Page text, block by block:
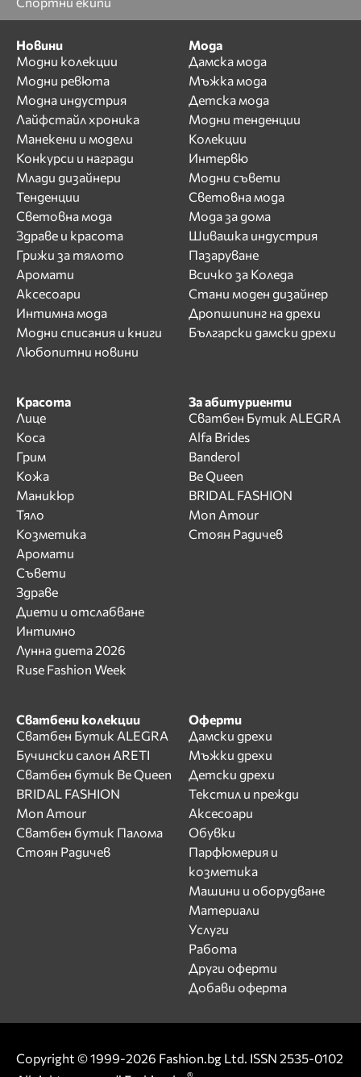
Новини
Модни колекции
Модни ревюта
Модна индустрия
Лайфстайл хроника
Манекени и модели
Конкурси и награди
Млади дизайнери
Тенденции
Световна мода
Здраве и красота
Грижи за тялото
Аромати
Аксесоари
Интимна мода
Модни списания и книги
Любопитни новини
Мода
Дамска мода
Мъжка мода
Детска мода
Модни тенденции
Колекции
Интервю
Модни съвети
Световна мода
Мода за дома
Шивашка индустрия
Пазаруване
Всичко за Коледа
Стани моден дизайнер
Дропшипинг на дрехи
Български дамски дрехи
Красота
Лице
Коса
Грим
Кожа
Маникюр
Тяло
Козметика
Аромати
Съвети
Здраве
Диети и отслабване
Интимно
Лунна диета 2026
Ruse Fashion Week
За абитуриенти
Сватбен Бутик ALEGRA
Alfa Brides
Banderol
Be Queen
BRIDAL FASHION
Mon Amour
Стоян Радичев
Сватбени колекции
Сватбен Бутик ALEGRA
Бучински салон ARETI
Сватбен бутик Be Queen
BRIDAL FASHION
Mon Amour
Сватбен бутик Палома
Стоян Радичев
Оферти
Дамски дрехи
Мъжки дрехи
Детски дрехи
Текстил и прежди
Аксесоари
Обувки
Парфюмерия и
козметика
Машини и оборудване
Материали
Услуги
Работа
Други оферти
Добави оферта
Copyright © 1999-2026 Fashion.bg Ltd. ISSN 2535-0102